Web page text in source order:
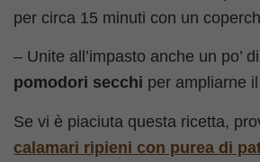
per circa 15 minuti con un
– Unite all’impasto anche un po’ di
pomodori secchi per ampliarne
Se vi è piaciuta questa ricetta,
calamari ripieni con purea di